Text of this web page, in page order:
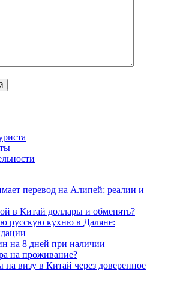
перевод на Алипей: реалии и
в Китай доллары и обменять?
русскую кухню в Даляне:
на 8 дней при наличии
на проживание?
на визу в Китай через доверенное